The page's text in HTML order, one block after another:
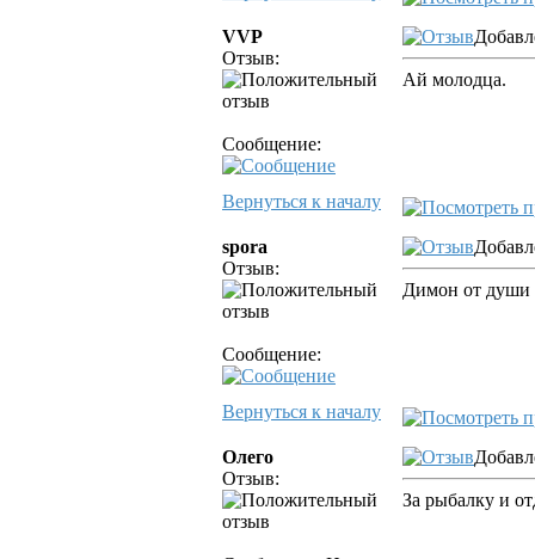
VVP
Отзыв:
Сообщение:
Ай молодца.
Вернуться к началу
spora
Отзыв:
Сообщение:
Димон от
Вернуться к началу
Олего
Отзыв:
За рыбалку и